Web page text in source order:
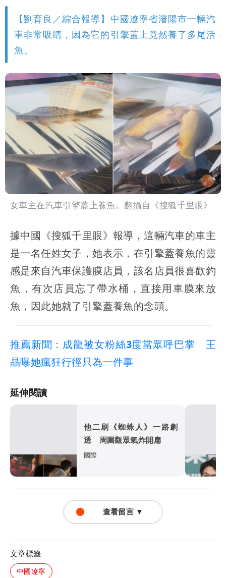
【劉育良／綜合報導】中國遼寧省瀋陽市一輛汽
車非常吸睛，因為它的引擎蓋上竟然養了多尾活
魚。
女車主在汽車引擎蓋上養魚。翻攝自《搜狐千里眼》
據中國《搜狐千里眼》報導，這輛汽車的車主
是一名任姓女子，她表示，在引擎蓋養魚的靈
感是來自汽車保護膜店員，該名店員很喜歡釣
魚，有次店員忘了帶水桶，直接用車膜來放
魚，因此她就了引擎蓋養魚的念頭。
推薦新聞：成龍被女粉絲3度當眾呼巴掌 王
晶曝她瘋狂行徑只為一件事
延伸閱讀
他二刷《蜘蛛人》一路劇
透 周圍觀眾氣炸開扁
國際
查看留言 ▼
文章標籤
中國遼寧